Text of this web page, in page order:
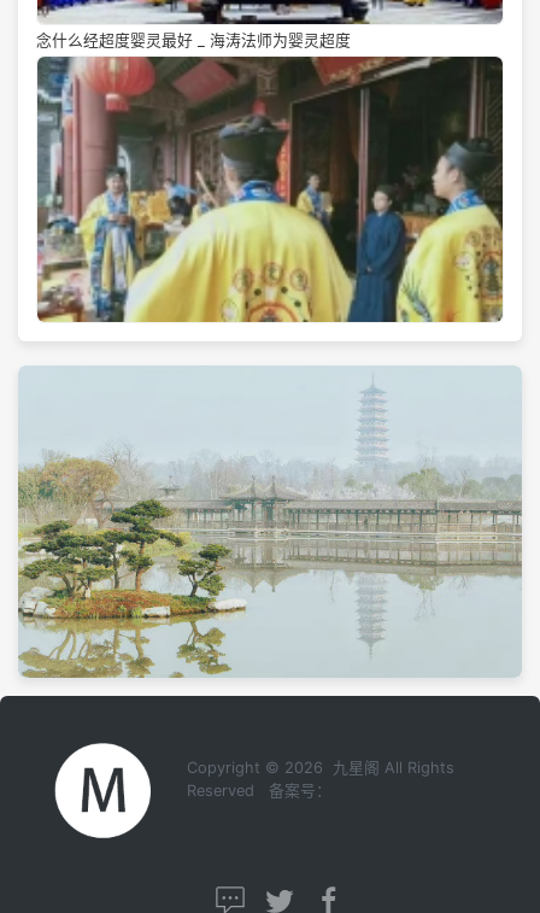
念什么经超度婴灵最好 _ 海涛法师为婴灵超度
Copyright © 2026 九星阁 All Rights
Reserved 备案号：